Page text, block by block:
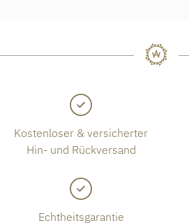
Kostenloser & versicherter
Hin- und Rückversand
Echtheitsgarantie